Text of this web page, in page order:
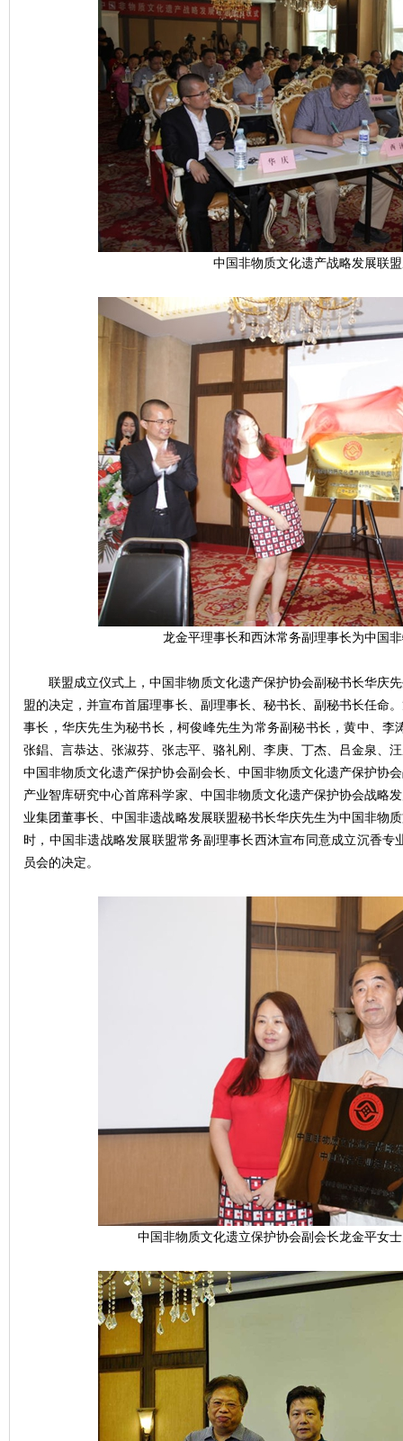
中国非物质文化遗产战略发展联
龙金平理事长和西沐常务副理事长为中国
联盟成立仪式上，中国非物质文化遗产保护协会副秘书长华庆
盟的决定，并宣布首届理事长、副理事长、秘书长、副秘书长任命
事长，华庆先生为秘书长，柯俊峰先生为常务副秘书长，黄中、
张錩、言恭达、张淑芬、张志平、骆礼刚、李庚、丁杰、吕金泉、
中国非物质文化遗产保护协会副会长、中国非物质文化遗产保护协
产业智库研究中心首席科学家、中国非物质文化遗产保护协会战略
业集团董事长、中国非遗战略发展联盟秘书长华庆先生为中国非物
时，中国非遗战略发展联盟常务副理事长西沐宣布同意成立沉香
员会的决定。
中国非物质文化遗立保护协会副会长龙金平女